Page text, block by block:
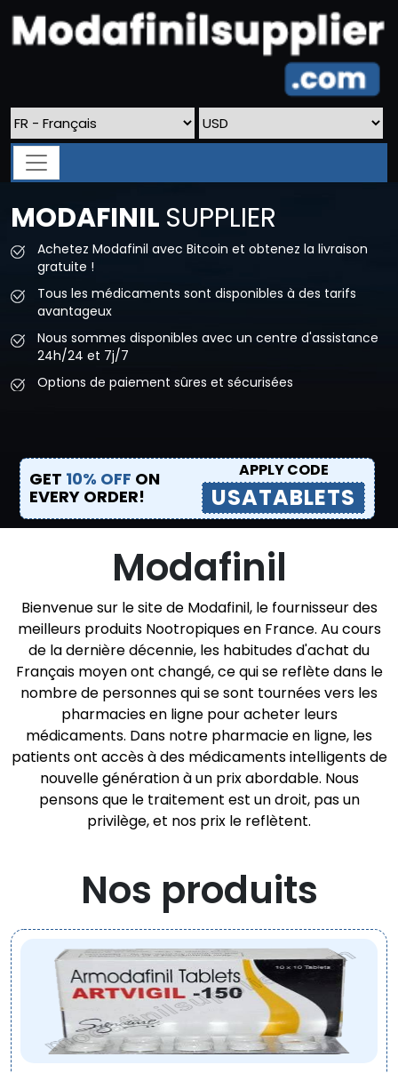
MODAFINIL SUPPLIER
Achetez Modafinil avec Bitcoin et obtenez la livraison
gratuite !
Tous les médicaments sont disponibles à des tarifs
avantageux
Nous sommes disponibles avec un centre d'assistance
24h/24 et 7j/7
Options de paiement sûres et sécurisées
GET 10% OFF ON
EVERY ORDER!
APPLY CODE
USATABLETS
Modafinil
Bienvenue sur le site de Modafinil, le fournisseur des
meilleurs produits Nootropiques en France. Au cours
de la dernière décennie, les habitudes d'achat du
Français moyen ont changé, ce qui se reflète dans le
nombre de personnes qui se sont tournées vers les
pharmacies en ligne pour acheter leurs
médicaments. Dans notre pharmacie en ligne, les
patients ont accès à des médicaments intelligents de
nouvelle génération à un prix abordable. Nous
pensons que le traitement est un droit, pas un
privilège, et nos prix le reflètent.
Nos produits